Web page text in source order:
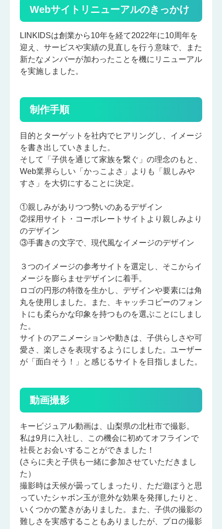
Webサイトリニューアルのきっかけ
LINKIDSは創業から10年を経て2022年に10周年を
迎え、サービスや実績の見直しを行う意味で、また
新たなメンバーが加わったことを機にリニューアル
を実施しました。
制作手順
目的とターゲットを社内でヒアリングし、イメージ
を書き出していきました。
そして「子供を通じて家族を繋ぐ」の理念のもと、
Web業界らしい「かっこよさ」よりも「親しみや
すさ」を大切にすることに決定。
①親しみがありつつ勢いのあるデザイン
②採用サイト・コーポレートサイトより親しみより
のデザイン
③手書きの文字で、現代風なイメージのデザイン
３つのイメージの参考サイトを選定し、そこからイ
メージを膨らませデザインに着手。
ロゴの円形の特徴を生かし、デザインや要素には角
丸を使用しました。また、キャッチコピーのフォン
トにも柔らかな印象を持つものを選ぶことにしまし
た。
サイトのアニメーションや動きは、子供らしさや可
愛さ、楽しさを表現するようにしました。ユーザー
が「面白そう！」と感じるサイトを目指しました。
動画撮影
キービジュアル動画は、山梨県の北杜市で撮影。
私は9月に入社し、この機会に初めてオフラインで
社長とお会いすることができました！
(さらに夫と子供も一緒に参加させていただきまし
た）
撮影時は天候が曇ってしまったり、ただ遊ぼうと思
っていたシャボン玉が意外な効果を発揮したりと、
いくつかの驚きがありました。また、子供の撮影の
難しさを実感することもありましたが、プロの撮影